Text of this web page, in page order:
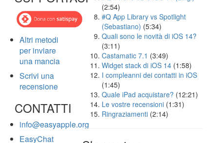
Altri metodi
per inviare
una mancia
Scrivi una
recensione
CONTATTI
info@easyapple.org
EasyChat
(2:54)
#Q App Library vs Spotlight
(Sebastiano) (5:34)
Quali sono le novità di iOS 14?
(3:11)
Castamatic 7.1 (3:49)
Widget stack di iOS 14 (1:58)
I compleanni dei contatti in iOS
(1:45)
Quale iPad acquistare? (12:21)
Le vostre recensioni (1:31)
Ringraziamenti (2:14)